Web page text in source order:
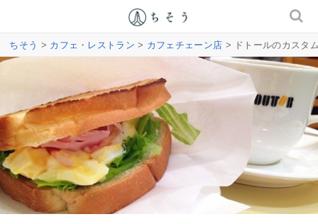
ちそう > カフェ・レストラン > カフェチェーン店 > ドトールのカスタ